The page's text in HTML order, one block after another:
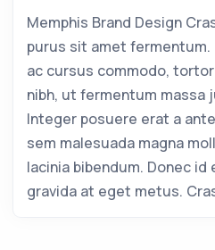
Memphis Brand Design
purus sit amet fermentum.
ac cursus commodo,
nibh, ut fermentum massa
Integer posuere erat a
sem malesuada magna
lacinia bibendum. Donec
gravida at eget metus.